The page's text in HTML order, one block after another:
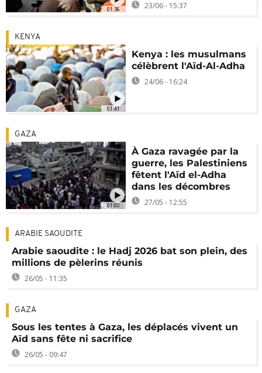
01:36 23/06 - 15:37
01:41
KENYA
Kenya : les musulmans
célèbrent l'Aïd-Al-Adha
24/06 - 16:24
01:00
GAZA
À Gaza ravagée par la
guerre, les Palestiniens
fêtent l'Aïd el-Adha
dans les décombres
27/05 - 12:55
ARABIE SAOUDITE
Arabie saoudite : le Hadj 2026 bat son plein, des
millions de pèlerins réunis
26/05 - 11:35
GAZA
Sous les tentes à Gaza, les déplacés vivent un
Aïd sans fête ni sacrifice
26/05 - 09:47